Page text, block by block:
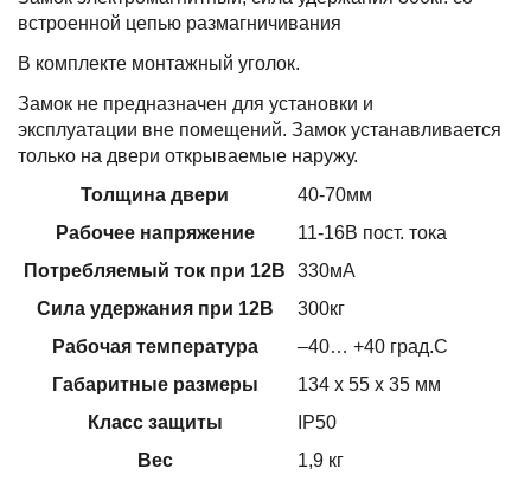
встроенной цепью размагничивания
В комплекте монтажный уголок.
Замок не предназначен для установки и
эксплуатации вне помещений. Замок устанавливается
только на двери открываемые наружу.
Толщина двери
40-70мм
Рабочее напряжение
11-16В пост. тока
Потребляемый ток при 12В
330мА
Сила удержания при 12В
300кг
Рабочая температура
–40… +40 град.С
Габаритные размеры
134 х 55 х 35 мм
Класс защиты
IP50
Вес
1,9 кг